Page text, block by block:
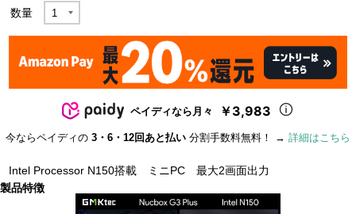
数量
ペイディなら月々 ￥3,983
今ならペイディの 3・6・12回あと払い 分割手数料無料！ → 詳細はこちら
Intel Processor N150搭載 ミニPC 最大2画面出力
製品特徴